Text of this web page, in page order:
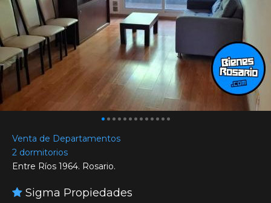
Venta de Departamentos
2 dormitorios
Entre Ríos 1964. Rosario.
Sigma Propiedades